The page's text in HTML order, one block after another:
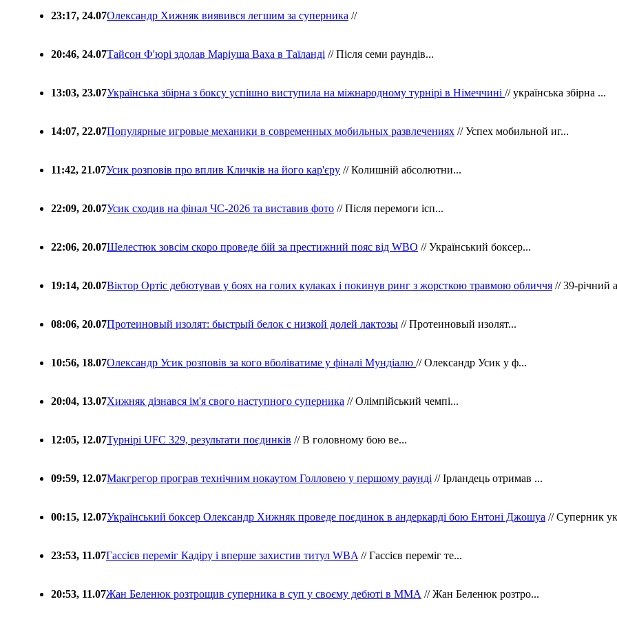
23:17, 24.07Олександр Хижняк виявився легшим за суперника //
20:46, 24.07Тайсон Ф'юрі здолав Маріуша Ваха в Таїланді // Після семи раундів...
13:03, 23.07Українська збірна з боксу успішно виступила на міжнародному турнірі в Німеччині // українська збірна ...
14:07, 22.07Популярные игровые механики в современных мобильных развлечениях // Успех мобильной иг...
11:42, 21.07Усик розповів про вплив Кличків на його кар'єру // Колишній абсолютни...
22:09, 20.07Усик сходив на фінал ЧС-2026 та виставив фото // Після перемоги ісп...
22:06, 20.07Шелестюк зовсім скоро проведе бій за престижний пояс від WBO // Український боксер...
19:14, 20.07Віктор Ортіс дебютував у боях на голих кулаках і покинув ринг з жорсткою травмою обличчя // 39-річний
08:06, 20.07Протеиновый изолят: быстрый белок с низкой долей лактозы // Протеиновый изолят...
10:56, 18.07Олександр Усик розповів за кого вболіватиме у фіналі Мундіалю // Олександр Усик у ф...
20:04, 13.07Хижняк дізнався ім'я свого наступного суперника // Олімпійський чемпі...
12:05, 12.07Турнірі UFC 329, результати поєдинків // В головному бою ве...
09:59, 12.07Макгрегор програв технічним нокаутом Голловею у першому раунді // Ірландець отримав ...
00:15, 12.07Український боксер Олександр Хижняк проведе поєдинок в андеркарді бою Ентоні Джошуа // Суперник
23:53, 11.07Гассієв переміг Кадіру і вперше захистив титул WBA // Гассієв переміг те...
20:53, 11.07Жан Беленюк розтрощив суперника в суп у своєму дебюті в ММА // Жан Беленюк розтро...